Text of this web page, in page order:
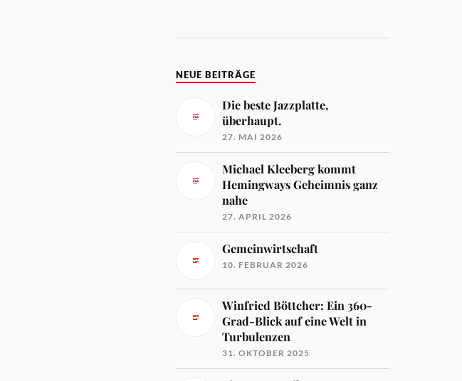
NEUE BEITRÄGE
Die beste Jazzplatte,
überhaupt.
27. MAI 2026
Michael Kleeberg kommt
Hemingways Geheimnis ganz
nahe
27. APRIL 2026
Gemeinwirtschaft
10. FEBRUAR 2026
Winfried Böttcher: Ein 360-
Grad-Blick auf eine Welt in
Turbulenzen
31. OKTOBER 2025